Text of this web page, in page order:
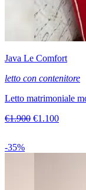
Java Le Comfort
letto con contenitore
Letto matrimoniale
€1.900 €1.100
-35%